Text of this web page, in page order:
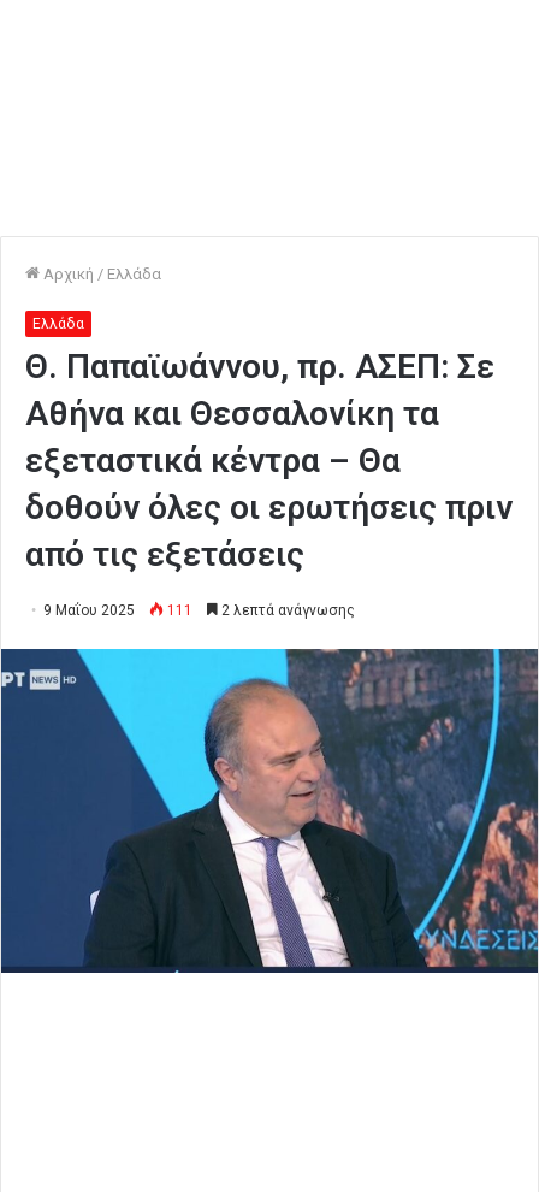
Αρχική / Ελλάδα
Ελλάδα
Θ. Παπαϊωάννου, πρ. ΑΣΕΠ: Σε
Αθήνα και Θεσσαλονίκη τα
εξεταστικά κέντρα – Θα
δοθούν όλες οι ερωτήσεις πριν
από τις εξετάσεις
9 Μαΐου 2025 111 2 λεπτά ανάγνωσης